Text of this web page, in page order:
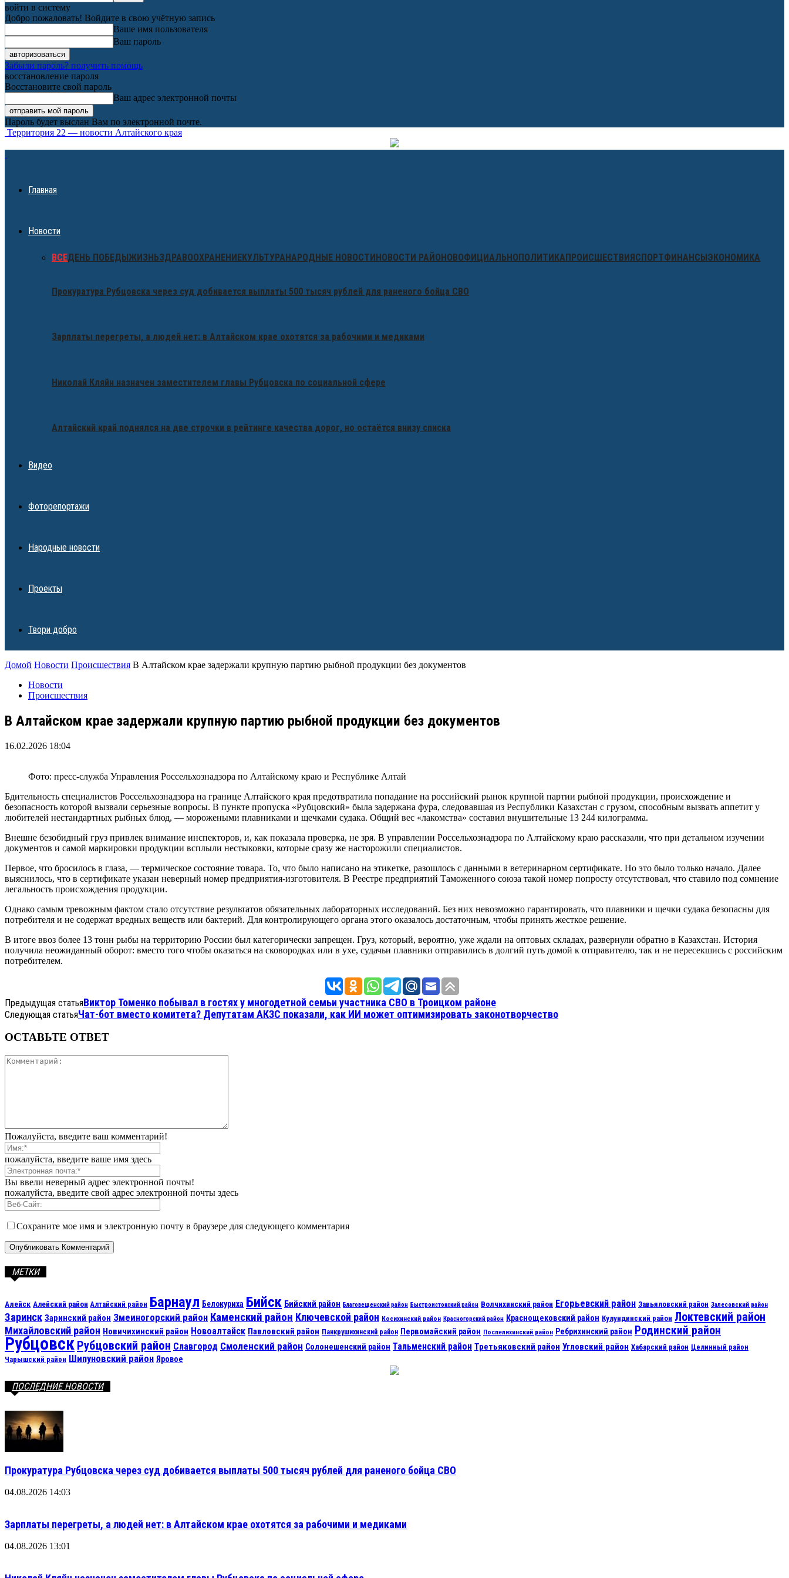
войти в систему
Добро пожаловать! Войдите в свою учётную запись
Ваше имя пользователя
Ваш пароль
Забыли пароль? получить помощь
восстановление пароля
Восстановите свой пароль
Ваш адрес электронной почты
Пароль будет выслан Вам по электронной почте.
Территория 22 — новости Алтайского края
Главная
Новости
ВСЕДЕНЬ ПОБЕДЫЖИЗНЬЗДРАВООХРАНЕНИЕКУЛЬТУРАНАРОДНЫЕ НОВОСТИНОВОСТИ РАЙОНОВОФИЦИАЛЬНОПОЛИТИКАПРОИСШЕСТВИЯСПОРТФИНАНСЫЭКОНОМИКА
Прокуратура Рубцовска через суд добивается выплаты 500 тысяч рублей для раненого бойца СВО
Зарплаты перегреты, а людей нет: в Алтайском крае охотятся за рабочими и медиками
Николай Кляйн назначен заместителем главы Рубцовска по социальной сфере
Алтайский край поднялся на две строчки в рейтинге качества дорог, но остаётся внизу списка
Видео
Фоторепортажи
Народные новости
Проекты
Твори добро
Домой Новости Происшествия В Алтайском крае задержали крупную партию рыбной продукции без документов
Новости
Происшествия
В Алтайском крае задержали крупную партию рыбной продукции без документов
16.02.2026 18:04
Фото: пресс-служба Управления Россельхознадзора по Алтайскому краю и Республике Алтай
Бдительность специалистов Россельхознадзора на границе Алтайского края предотвратила попадание на российский рынок крупной партии рыбной продукции, происхождение и
безопасность которой вызвали серьезные вопросы. В пункте пропуска «Рубцовский» была задержана фура, следовавшая из Республики Казахстан с грузом, способным вызвать аппетит у
любителей нестандартных рыбных блюд, — морожеными плавниками и щечками судака. Общий вес «лакомства» составил внушительные 13 244 килограмма.
Внешне безобидный груз привлек внимание инспекторов, и, как показала проверка, не зря. В управлении Россельхознадзора по Алтайскому краю рассказали, что при детальном изучении
документов и самой маркировки продукции всплыли нестыковки, которые сразу же насторожили специалистов.
Первое, что бросилось в глаза, — термическое состояние товара. То, что было написано на этикетке, разошлось с данными в ветеринарном сертификате. Но это было только начало. Далее
выяснилось, что в сертификате указан неверный номер предприятия-изготовителя. В Реестре предприятий Таможенного союза такой номер попросту отсутствовал, что ставило под сомнение
легальность происхождения продукции.
Однако самым тревожным фактом стало отсутствие результатов обязательных лабораторных исследований. Без них невозможно гарантировать, что плавники и щечки судака безопасны для
потребителя и не содержат вредных веществ или бактерий. Для контролирующего органа этого оказалось достаточным, чтобы принять жесткое решение.
В итоге ввоз более 13 тонн рыбы на территорию России был категорически запрещен. Груз, который, вероятно, уже ждали на оптовых складах, развернули обратно в Казахстан. История
получила неожиданный оборот: вместо того чтобы оказаться на сковородках или в ухе, судачьи плавники отправились в долгий путь домой к отправителю, так и не пересекшись с российским
потребителем.
Предыдущая статьяВиктор Томенко побывал в гостях у многодетной семьи участника СВО в Троицком районе
Следующая статьяЧат-бот вместо комитета? Депутатам АКЗС показали, как ИИ может оптимизировать законотворчество
ОСТАВЬТЕ ОТВЕТ
Пожалуйста, введите ваш комментарий!
пожалуйста, введите ваше имя здесь
Вы ввели неверный адрес электронной почты!
пожалуйста, введите свой адрес электронной почты здесь
Сохраните мое имя и электронную почту в браузере для следующего комментария
МЕТКИ
Алейск Алейский район Алтайский район Барнаул Белокуриха Бийск Бийский район Благовещенский район Быстроистокский район Волчихинский район Егорьевский район Завьяловский район Залесовский район
Заринск Заринский район Змеиногорский район Каменский район Ключевской район Косихинский район Красногорский район Краснощековский район Кулундинский район Локтевский район
Михайловский район Новичихинский район Новоалтайск Павловский район Панкрушихинский район Первомайский район Поспелихинский район Ребрихинский район Родинский район
Рубцовск Рубцовский район Славгород Смоленский район Солонешенский район Тальменский район Третьяковский район Угловский район Хабарский район Целинный район
Чарышский район Шипуновский район Яровое
ПОСЛЕДНИЕ НОВОСТИ
Прокуратура Рубцовска через суд добивается выплаты 500 тысяч рублей для раненого бойца СВО
04.08.2026 14:03
Зарплаты перегреты, а людей нет: в Алтайском крае охотятся за рабочими и медиками
04.08.2026 13:01